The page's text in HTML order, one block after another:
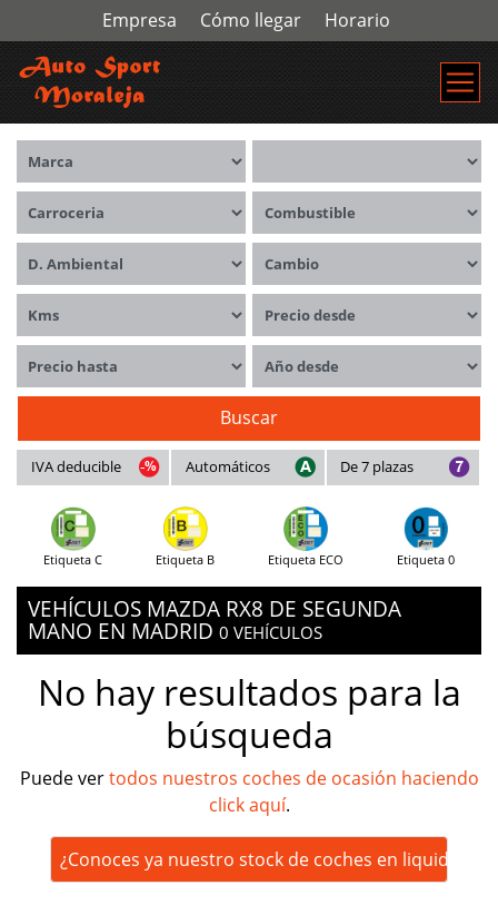
Empresa Cómo llegar Horario
Marca
Carrocerías Combustible
Distintivo ambiental Cambio
Kms Precio desde
Precio hasta Año desde
Buscar
IVA deducible Automáticos De 7 plazas
Etiqueta C Etiqueta B Etiqueta ECO Etiqueta 0
VEHÍCULOS MAZDA RX8 DE SEGUNDA
MANO EN MADRID 0 VEHÍCULOS
No hay resultados para la
búsqueda
Puede vertodos nuestros coches de ocasión haciendo
click aquí.
¿Conoces ya nuestro stock de coches en